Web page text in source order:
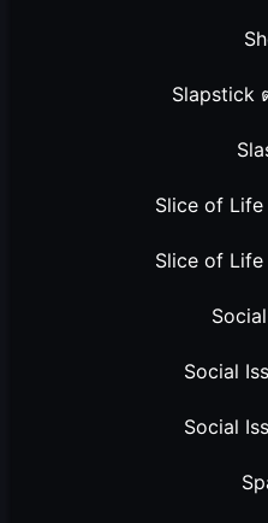
Slapstick
Slice of
Slice of
Social
Social